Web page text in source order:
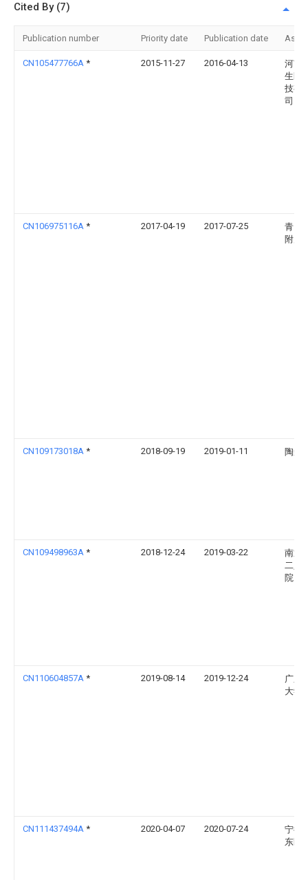
Cited By (7)
Publication number Priority date Publication date
CN105477766A * 2015-11-27 2016-04-13
河南
生医
技有
司
CN106975116A * 2017-04-19 2017-07-25
青岛
附属
CN109173018A * 2018-09-19 2019-01-11 陶崇
CN109498963A * 2018-12-24 2019-03-22
南通
二人
院
CN110604857A * 2019-08-14 2019-12-24
广东
大学
CN111437494A * 2020-04-07 2020-07-24
宁德
东医